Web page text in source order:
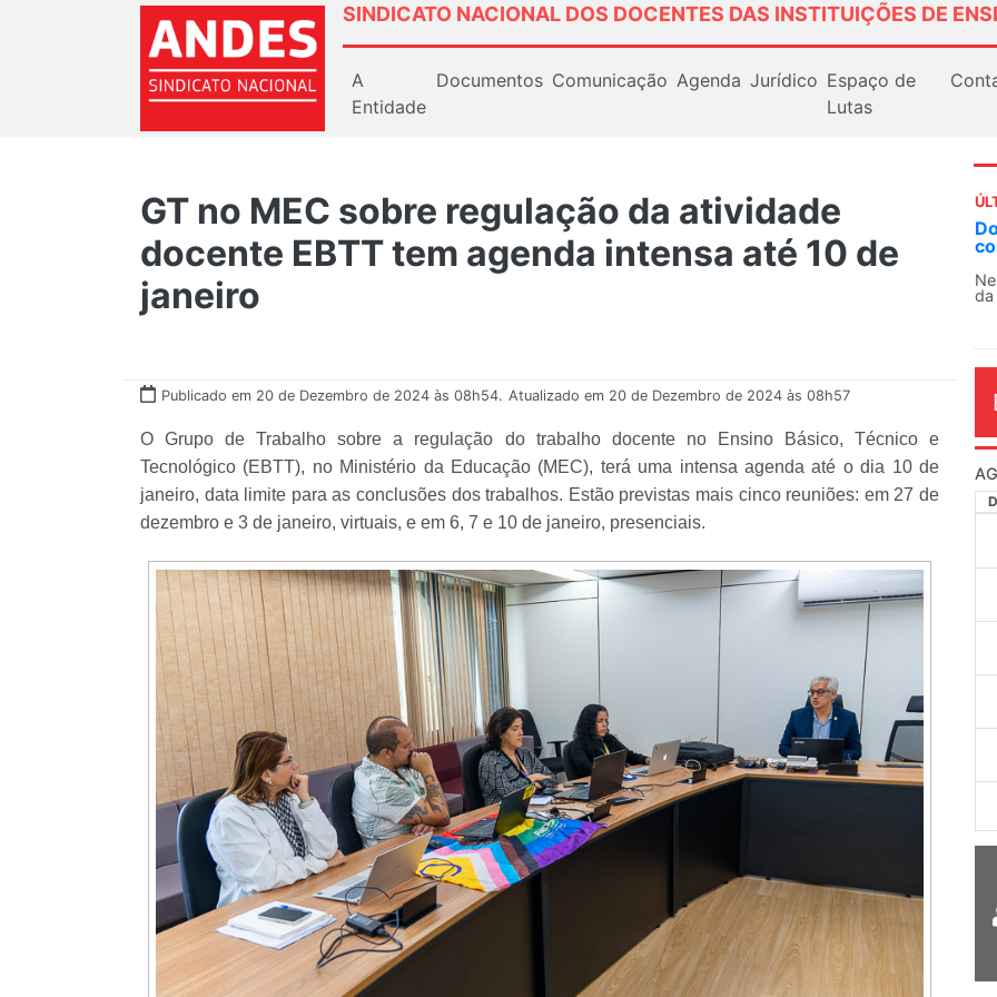
SINDICATO NACIONAL DOS DOCENTES DAS INSTITUIÇÕES DE
A
Entidade
Documentos Comunicação Agenda Jurídico Espaço de
Lutas
GT no MEC sobre regulação da atividade
docente EBTT tem agenda intensa até 10 de
janeiro
Publicado em 20 de Dezembro de 2024 às 08h54. Atualizado em 20 de Dezembro de 2024 às 08h57
O Grupo de Trabalho sobre a regulação do trabalho docente no Ensino Básico, Técnico e
Tecnológico (EBTT), no Ministério da Educação (MEC), terá uma intensa agenda até o dia 10 de
janeiro, data limite para as conclusões dos trabalhos. Estão previstas mais cinco reuniões: em 27 de
dezembro e 3 de janeiro, virtuais, e em 6, 7 e 10 de janeiro, presenciais.
O